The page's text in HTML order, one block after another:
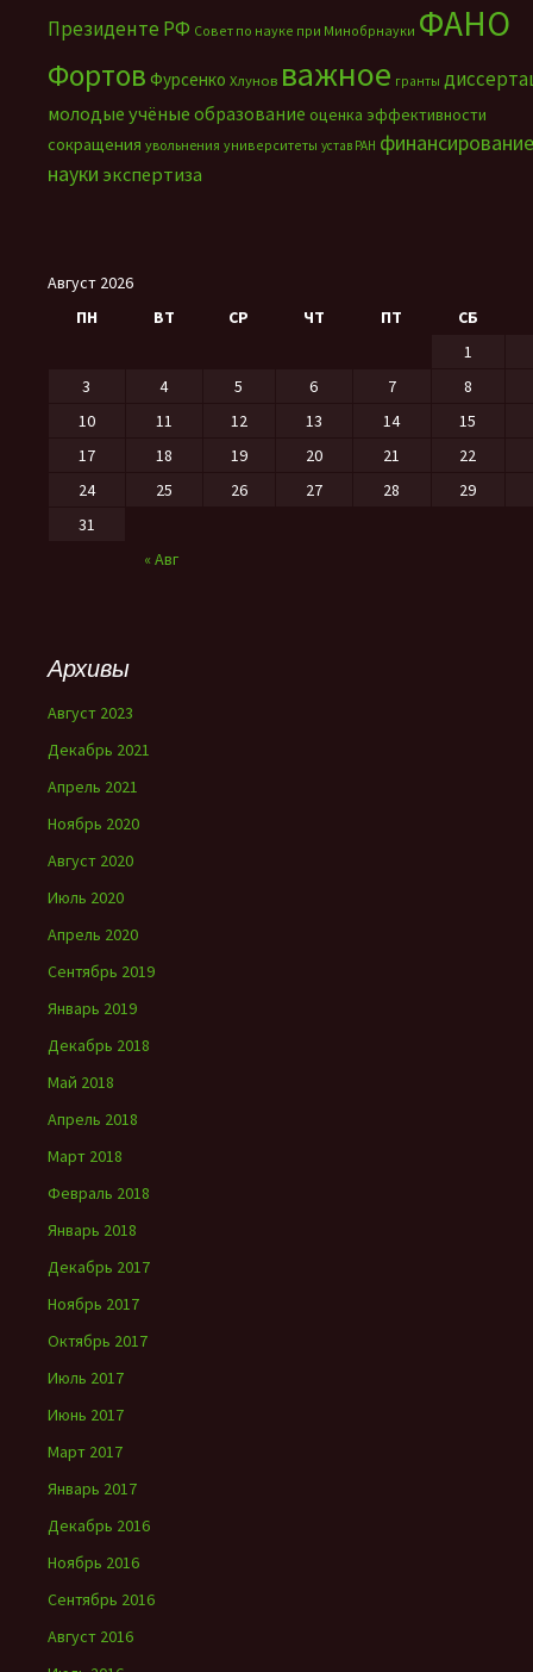
Президенте РФ Совет по науке при Минобрнауки ФАНО
Фортов Фурсенко Хлунов важное гранты
молодые учёные образование оценка эффективности
сокращения увольнения университеты устав РАН финансирование
науки экспертиза
Август 2026
ПН
ВТ СР ЧТ ПТ СБ
« Авг
1
3
4 5 6 7
8
10
11 12 13 14
15
17
18 19 20 21
22
24
25 26 27 28
29
31
Архивы
Август 2023
Декабрь 2021
Апрель 2021
Ноябрь 2020
Август 2020
Июль 2020
Апрель 2020
Сентябрь 2019
Январь 2019
Декабрь 2018
Май 2018
Апрель 2018
Март 2018
Февраль 2018
Январь 2018
Декабрь 2017
Ноябрь 2017
Октябрь 2017
Июль 2017
Июнь 2017
Март 2017
Январь 2017
Декабрь 2016
Ноябрь 2016
Сентябрь 2016
Август 2016